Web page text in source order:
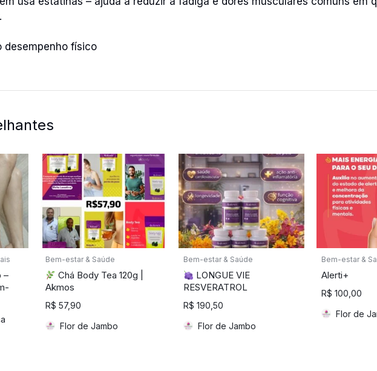
desempenho físico
–
Bem-estar & Saúde
Chá Body Tea 120g |
Akmos
R$ 57,90
Flor de Jambo
Bem-estar & Saúde
LONGUE VIE
RESVERATROL
R$ 190,50
Flor de Jambo
Bem-estar &
Alerti+
R$ 100,00
Flor de